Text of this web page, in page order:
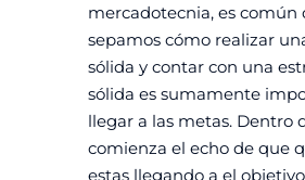
mercadotecnia, es común
sepamos cómo realizar
sólida y contar con una
sólida es sumamente
llegar a las metas. Dentro
comienza el echo de que
estas llegando a el